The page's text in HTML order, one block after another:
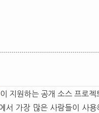
이 지원하는 공개 소스 프로젝
서 가장 많은 사람들이 사